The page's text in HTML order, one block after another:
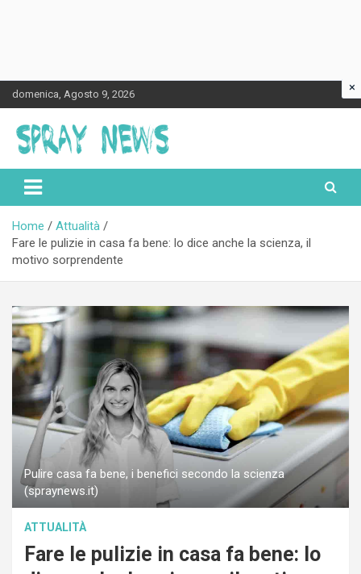
Skip
to
content
domenica, Agosto 9, 2026
Spraynews.it
Home
Attualità
Fare le pulizie in casa fa bene: lo dice anche la scienza, il
motivo sorprendente
Pulire casa fa bene, i benefici secondo la scienza
(spraynews.it)
ATTUALITÀ
Fare le pulizie in casa fa bene: lo
×